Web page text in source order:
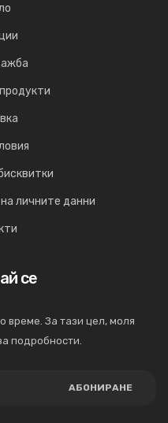
личните данни
се
време. За тази цел, моля
подробности.
АБОНИРАНЕ